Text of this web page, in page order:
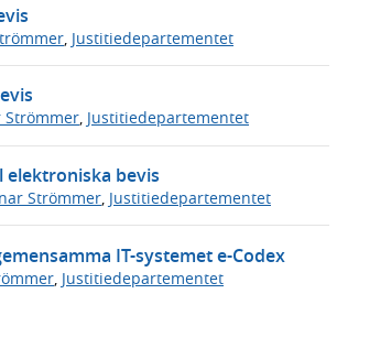
Justitiedepartementet
Strömmer, Justitiedepartementet
bevis
Strömmer, Justitiedepartementet
IT-systemet e-Codex
Justitiedepartementet